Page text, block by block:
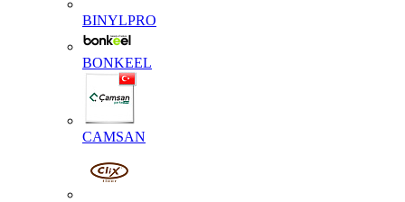
BINYLPRO
BONKEEL
CAMSAN